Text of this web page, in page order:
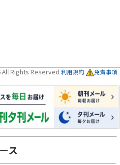
Rights Reserved 利用規約 免責事項
ス